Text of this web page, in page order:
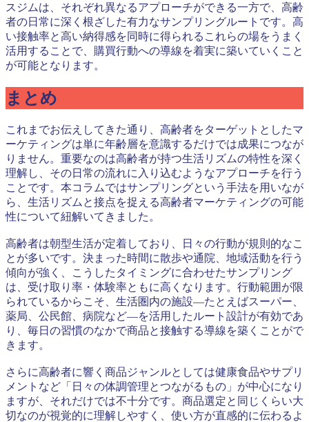
スジムは、それぞれ異なるアプローチができる一方で、高齢
者の日常に深く根ざした有力なサンプリングルートです。高
い接触率と高い納得感を同時に得られるこれらの場をうまく
活用することで、購買行動への導線を着実に築いていくこと
が可能となります。
まとめ
これまでお伝えしてきた通り、高齢者をターゲットとしたマ
ーケティングは単に年齢層を意識するだけでは成果につなが
りません。重要なのは高齢者が持つ生活リズムの特性を深く
理解し、その日常の流れに入り込むようなアプローチを行う
ことです。本コラムではサンプリングという手法を用いなが
ら、生活リズムと接点を捉える高齢者マーケティングの可能
性について紐解いてきました。
高齢者は朝型生活が定着しており、日々の行動が規則的なこ
とが多いです。決まった時間に散歩や通院、地域活動を行う
傾向が強く、こうしたタイミングに合わせたサンプリング
は、受け取り率・体験率ともに高くなります。行動範囲が限
られているからこそ、生活圏内の施設—たとえばスーパー、
薬局、公民館、病院など—を活用したルート設計が有効であ
り、毎日の習慣のなかで商品と接触する導線を築くことがで
きます。
さらに高齢者に響く商品ジャンルとしては健康食品やサプリ
メントなど「日々の体調管理とつながるもの」が中心になり
ますが、それだけでは不十分です。商品選定と同じくらい大
切なのが視覚的に理解しやすく、使い方が直感的に伝わるよ